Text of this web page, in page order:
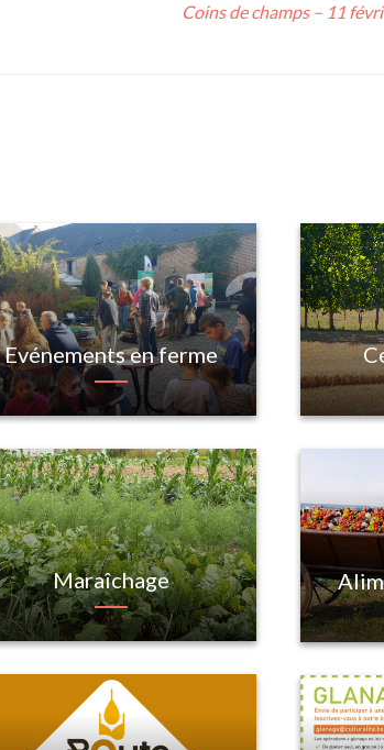
Coins de champs – 11
Evénements en ferme
Maraîchage